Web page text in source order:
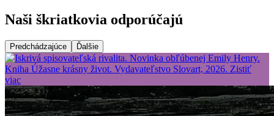
Naši škriatkovia odporúčajú
Predchádzajúce Ďalšie